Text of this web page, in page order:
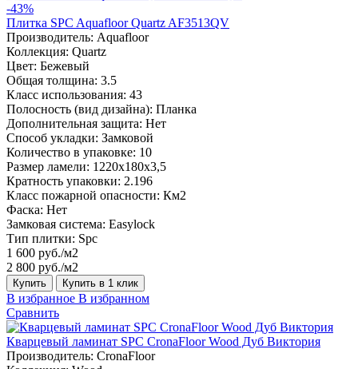
-43%
Плитка SPC Aquafloor Quartz AF3513QV
Производитель: Aquafloor
Коллекция: Quartz
Цвет: Бежевый
Общая толщина: 3.5
Класс использования: 43
Полосность (вид дизайна): Планка
Дополнительная защита: Нет
Способ укладки: Замковой
Количество в упаковке: 10
Размер ламели: 1220х180х3,5
Кратность упаковки: 2.196
Класс пожарной опасности: Км2
Фаска: Нет
Замковая система: Easylock
Тип плитки: Spc
1 600 руб./м2
2 800 руб./м2
Купить Купить в 1 клик
В избранное В избранном
Сравнить
Кварцевый ламинат SPC CronaFloor Wood Дуб Виктория
Производитель: CronaFloor